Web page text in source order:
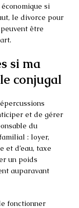
si
le divorce pour
être
si ma
conjugal
et de gérer
du
: loyer,
et d’eau, taxe
un poids
auparavant
fonctionner